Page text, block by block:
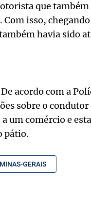
que
isso,
havia sido
acordo com a
sobre o
um comércio e
pátio.
MINAS-GERAIS